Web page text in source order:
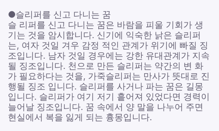
●슬리퍼를 신고 다니는 꿈
슬 리퍼를 신고 다니는 꿈은 바람을 피울 기회가 생
기는 것을 암시합니다. 신기에 익숙한 낡은 슬리퍼
는, 여자 것일 겨우 감정 적인 관계가 위기에 빠질 징
조입니다. 남자 것일 경우에는 강한 유대관계가 지속
될 징조입니다. 천으로 만든 슬리퍼는 약간의 변 화
가 필요하다는 것을, 가죽슬리퍼는 만사가 뜻대로 진
행될 징조 입니다. 슬리퍼를 사거나 파는 꿈은 길몽
입니다. 슬리퍼가 여기 저기 흩어져 있었다면 경력이
늘어날 징조입니다. 꿈 속에서 양 말을 나누어 주면
현실에서 복을 잃게 되는 흉몽입니다.